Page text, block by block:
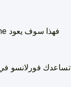
تساعدك فورلانسو